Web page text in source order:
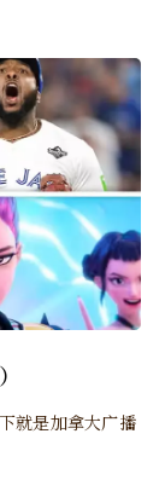
就是加拿大广播